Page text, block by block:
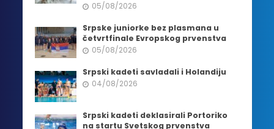
05/08/2026
Srpske juniorke bez plasmana u
četvrtfinale Evropskog prvenstva
05/08/2026
Srpski kadeti savladali i Holandiju
04/08/2026
Srpski kadeti deklasirali Portoriko
na startu Svetskog prvenstva